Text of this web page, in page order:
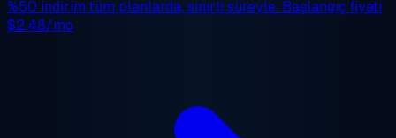
%50 indirim tüm planlarda, sınırlı süreyle. Başlangıç fiyatı
$2.48/mo